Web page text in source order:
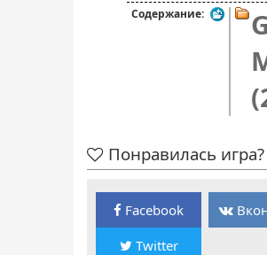
Содержание:
Понравилась
Facebook
Twitter